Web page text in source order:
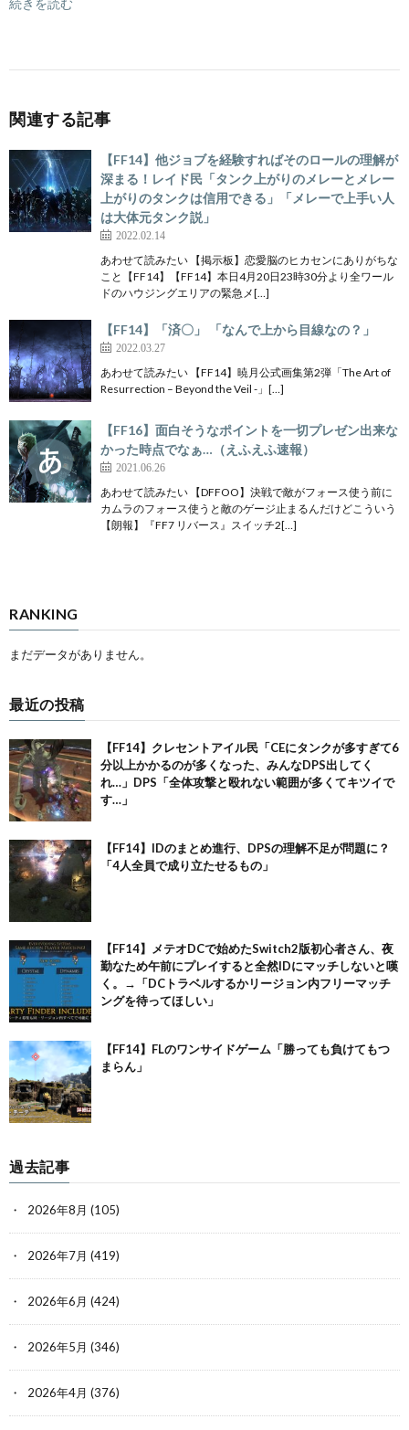
続きを読む
関連する記事
【FF14】他ジョブを経験すればそのロールの理解が
深まる！レイド民「タンク上がりのメレーとメレー
上がりのタンクは信用できる」「メレーで上手い人
は大体元タンク説」
2022.02.14
あわせて読みたい 【掲示板】恋愛脳のヒカセンにありがちな
こと【FF14】【FF14】本日4月20日23時30分より全ワール
ドのハウジングエリアの緊急メ[…]
【FF14】「済〇」 「なんで上から目線なの？」
2022.03.27
あわせて読みたい 【FF14】暁月公式画集第2弾「The Art of
Resurrection – Beyond the Veil -」[…]
【FF16】面白そうなポイントを一切プレゼン出来な
かった時点でなぁ…（えふえふ速報）
2021.06.26
あわせて読みたい 【DFFOO】決戦で敵がフォース使う前に
カムラのフォース使うと敵のゲージ止まるんだけどこういう
【朗報】『FF7 リバース』スイッチ2[…]
RANKING
まだデータがありません。
最近の投稿
【FF14】クレセントアイル民「CEにタンクが多すぎて6
分以上かかるのが多くなった、みんなDPS出してく
れ…」DPS「全体攻撃と殴れない範囲が多くてキツイで
す…」
【FF14】IDのまとめ進行、DPSの理解不足が問題に？
「4人全員で成り立たせるもの」
【FF14】メテオDCで始めたSwitch2版初心者さん、夜
勤なため午前にプレイすると全然IDにマッチしないと嘆
く。→「DCトラベルするかリージョン内フリーマッチ
ングを待ってほしい」
【FF14】FLのワンサイドゲーム「勝っても負けてもつ
まらん」
過去記事
2026年8月 (105)
2026年7月 (419)
2026年6月 (424)
2026年5月 (346)
2026年4月 (376)